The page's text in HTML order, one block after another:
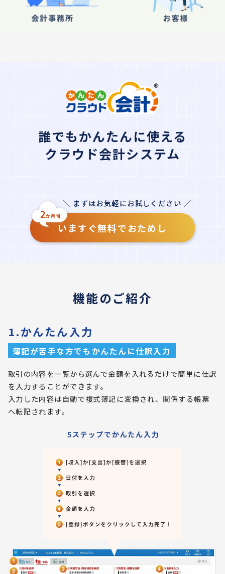
誰でもかんたんに使える
クラウド会計システム
＼ まずはお気軽にお試しください ／
いますぐ無料でおためし
機能のご紹介
1.かんたん入力
簿記が苦手な方でもかんたんに仕訳入力
取引の内容を一覧から選んで金額を入れるだけで簡単に仕訳
を入力することができます。
入力した内容は自動で複式簿記に変換され、関係する帳票
へ転記されます。